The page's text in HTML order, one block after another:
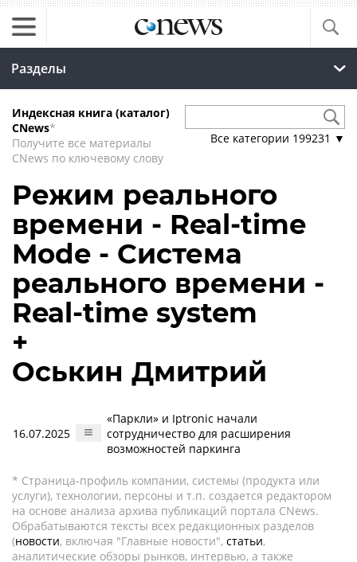
Разделы
Индексная книга (каталог)
CNews*
Получите все материалы
CNews по ключевому слову
Все категории 199231 ▼
Режим реального
времени - Real-time
Mode - Система
реального времени -
Real-time system
+
Оськин Дмитрий
16.07.2025
«Паркли» и Iptronic начали
сотрудничество для расширения
возможностей паркинга
* Страница-профиль компании, системы (продукта или
услуги), технологии, персоны и т.п. создается редактором
на основе анализа архива публикаций портала CNews.
Обрабатываются тексты всех редакционных разделов
(новости, включая "Главные новости", статьи,
аналитические обзоры рынков, интервью, а также